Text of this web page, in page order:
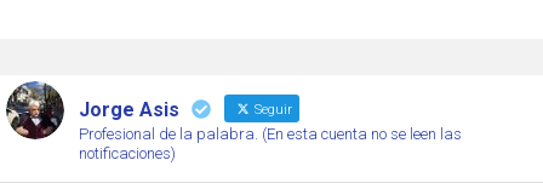
Jorge Asis Seguir
Profesional de la palabra. (En esta cuenta no se leen las
notificaciones)